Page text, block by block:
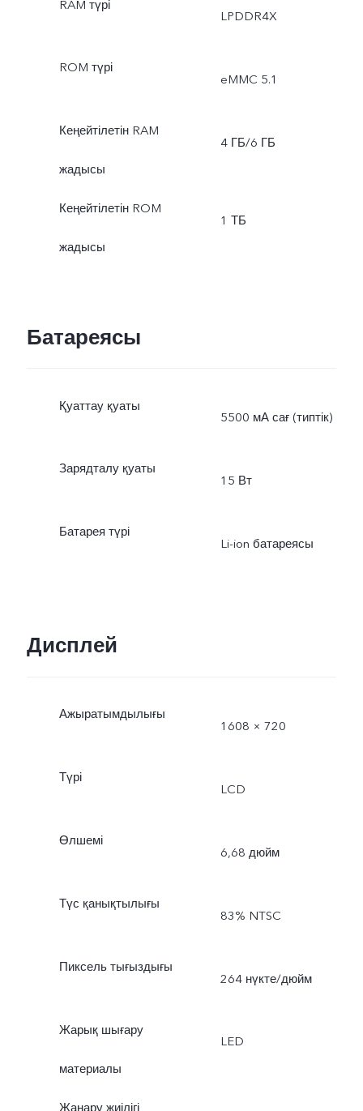
RAM түрі
LPDDR4X
ROM түрі
eMMC 5.1
Кеңейтілетін RAM
жадысы
4 ГБ/6 ГБ
Кеңейтілетін ROM
жадысы
1 ТБ
Батареясы
Қуаттау қуаты
5500 мА сағ (типтік)
Зарядталу қуаты
15 Вт
Батарея түрі
Li-ion батареясы
Дисплей
Ажыратымдылығы
1608 × 720
Түрі
LCD
Өлшемі
6,68 дюйм
Түс қанықтылығы
83% NTSC
Пиксель тығыздығы
264 нүкте/дюйм
Жарық шығару
материалы
LED
Жаңару жиілігі